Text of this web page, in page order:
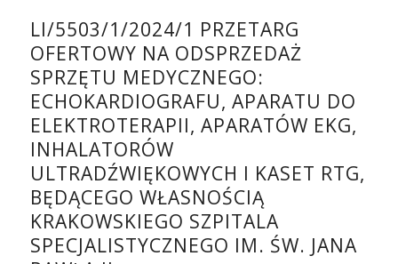
LI/5503/1/2024/1 PRZETARG
OFERTOWY NA ODSPRZEDAŻ
SPRZĘTU MEDYCZNEGO:
ECHOKARDIOGRAFU, APARATU DO
ELEKTROTERAPII, APARATÓW EKG,
INHALATORÓW
ULTRADŹWIĘKOWYCH I KASET RTG,
BĘDĄCEGO WŁASNOŚCIĄ
KRAKOWSKIEGO SZPITALA
SPECJALISTYCZNEGO IM. ŚW. JANA